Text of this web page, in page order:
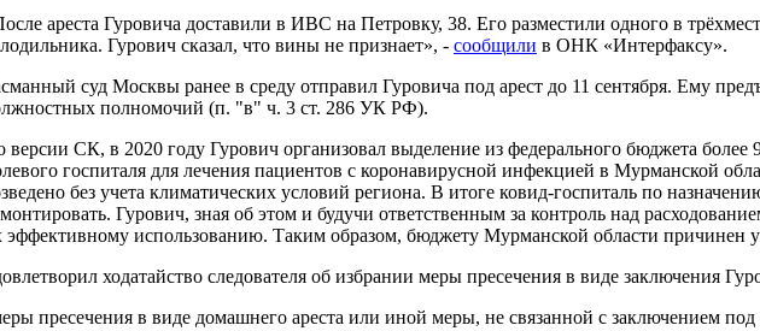
ареста Гуровича доставили в ИВС на Петровку, 38. Его разместили одного в
Гурович сказал, что вины не признает», - сообщили в ОНК «Интерфаксу».
суд Москвы ранее в среду отправил Гуровича под арест до 11 сентября. Ему
полномочий (п. "в" ч. 3 ст. 286 УК РФ).
версии СК, в 2020 году Гурович организовал выделение из федерального бюджета более
госпиталя для лечения пациентов с коронавирусной инфекцией в Мурманской
без учета климатических условий региона. В итоге ковид-госпиталь по
Гурович, зная об этом и будучи ответственным за контроль над
эффективному использованию. Таким образом, бюджету Мурманской области причинен
ходатайство следователя об избрании меры пресечения в виде заключения
пресечения в виде домашнего ареста или иной меры, не связанной с заключением